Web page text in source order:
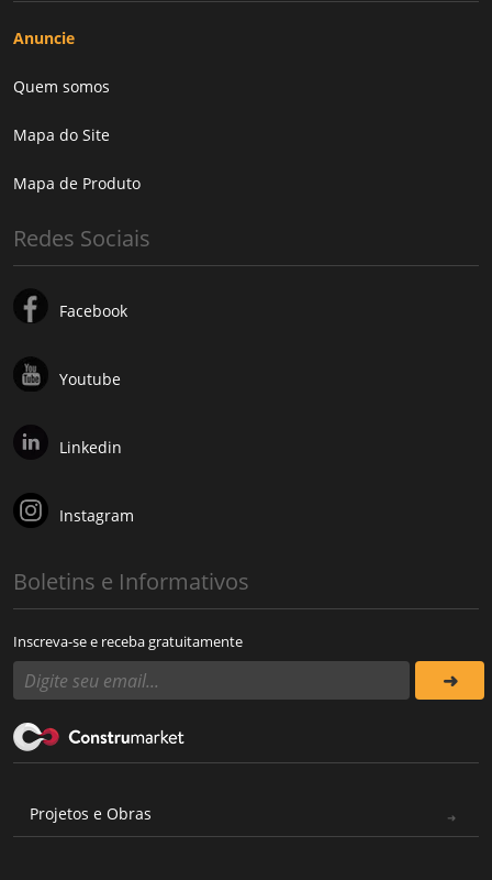
Anuncie
Quem somos
Mapa do Site
Mapa de Produto
Redes Sociais
Facebook
Youtube
Linkedin
Instagram
Boletins e Informativos
Inscreva-se e receba gratuitamente
Projetos e Obras